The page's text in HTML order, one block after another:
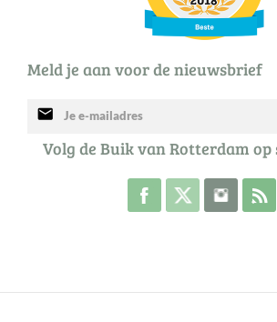
Meld je aan voor de nieuwsbrief
mail
Volg de Buik van Rotterdam op
Volg de Buik op
Volg de Buik
Volg